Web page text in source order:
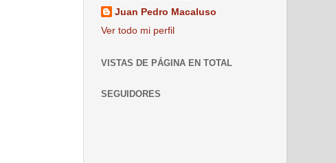
Juan Pedro Macaluso
Ver todo mi perfil
VISTAS DE PÁGINA EN TOTAL
SEGUIDORES